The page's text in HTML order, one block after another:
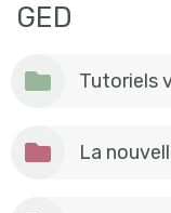
GED
Tutoriels
La